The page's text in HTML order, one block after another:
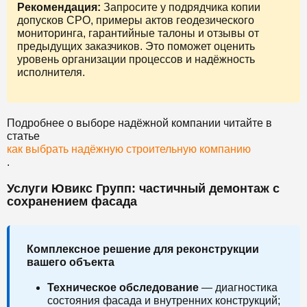
Рекомендация: Запросите у подрядчика копии
допусков СРО, примеры актов геодезического
мониторинга, гарантийные талоны и отзывы от
предыдущих заказчиков. Это поможет оценить
уровень организации процессов и надёжность
исполнителя.
Подробнее о выборе надёжной компании читайте в
статье
как выбрать надёжную строительную компанию
.
Услуги Ювикс Групп: частичный демонтаж с
сохранением фасада
Комплексное решение для реконструкции
вашего объекта
Техническое обследование — диагностика
состояния фасада и внутренних конструкций;